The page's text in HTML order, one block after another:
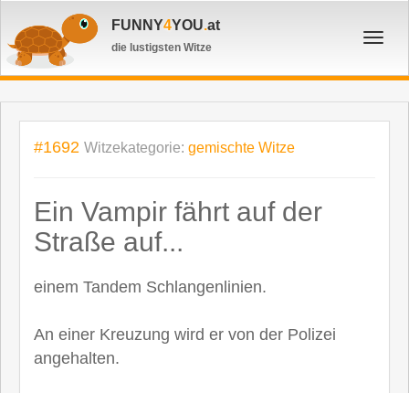
FUNNY4YOU.at
die lustigsten Witze
#1692 Witzekategorie: gemischte Witze
Ein Vampir fährt auf der
Straße auf...
einem Tandem Schlangenlinien.
An einer Kreuzung wird er von der Polizei
angehalten.